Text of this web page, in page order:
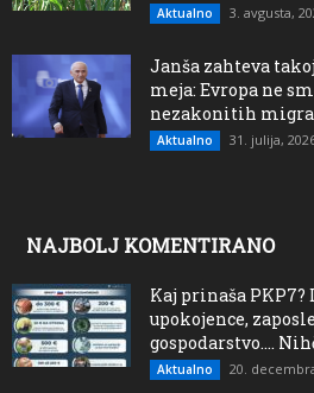
Aktualno 3. avgusta,
Janša zahteva
meja: Evropa ne
nezakonitih
Aktualno 31. julija,
NAJBOLJ KOMENTIRANO
Kaj prinaša PKP7?
upokojence,
gospodarstvo….
Aktualno 20.